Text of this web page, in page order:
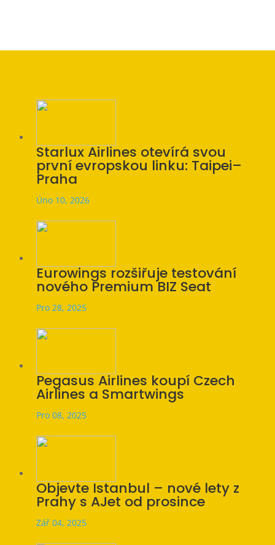
Starlux Airlines otevírá svou
první evropskou linku: Taipei–
Praha
Úno 10, 2026
Eurowings rozšiřuje testování
nového Premium BIZ Seat
Pro 28, 2025
Pegasus Airlines koupí Czech
Airlines a Smartwings
Pro 08, 2025
Objevte Istanbul – nové lety z
Prahy s AJet od prosince
Zář 04, 2025